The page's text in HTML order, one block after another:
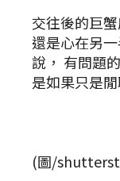
交往後的巨
還是心在另
說， 有問題
是如果只是
(圖/